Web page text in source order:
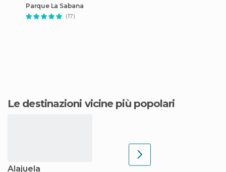
Parque La Sabana
(17)
Le destinazioni vicine più popolari
Alajuela